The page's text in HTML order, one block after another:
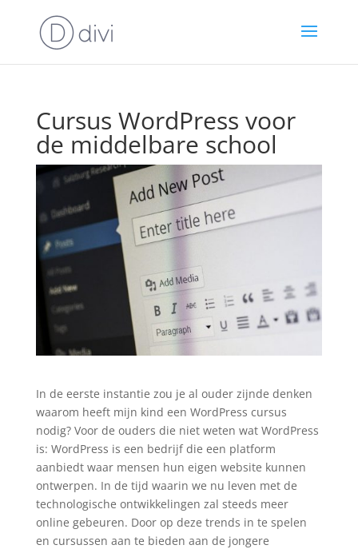
Cursus WordPress voor
de middelbare school
In de eerste instantie zou je al ouder zijnde denken
waarom heeft mijn kind een WordPress cursus
nodig? Voor de ouders die niet weten wat WordPress
is: WordPress is een bedrijf die een platform
aanbiedt waar mensen hun eigen website kunnen
ontwerpen. In de tijd waarin we nu leven met de
technologische ontwikkelingen zal steeds meer
online gebeuren. Door op deze trends in te spelen
en cursussen aan te bieden aan de jongere